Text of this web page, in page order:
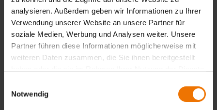
analysieren. Außerdem geben wir Informationen zu Ihrer
Verwendung unserer Website an unsere Partner für
soziale Medien, Werbung und Analysen weiter. Unsere
Partner führen diese Informationen möglicherweise mit
weiteren Daten zusammen, die Sie ihnen bereitgestellt
Notwendig
Übersicht
Unterrichtsform:
in Tagesform
Keine Termine verfügbar